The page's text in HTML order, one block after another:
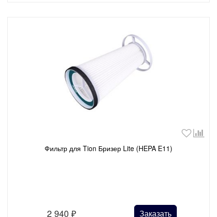
Фильтр для Tion Бризер Lite (HEPA E11)
2 940₽ Заказать